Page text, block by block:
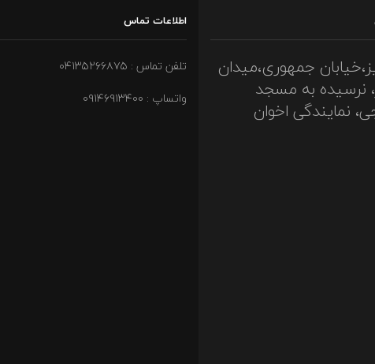
جمهوری،میدان
نرسیده به مسجد
نمایندگی اخوان
اطلاعات تماس
تلفن تماس : ۰۴۱۳۵۲۶۶۸۷۵
واتساپ : ۰۹۱۴۶۹۱۳۴۰۰